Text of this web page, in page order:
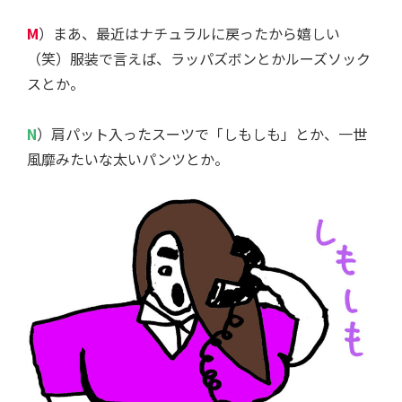
M）まあ、最近はナチュラルに戻ったから嬉しい
（笑）服装で言えば、ラッパズボンとかルーズソック
スとか。
N）肩パット入ったスーツで「しもしも」とか、一世
風靡みたいな太いパンツとか。